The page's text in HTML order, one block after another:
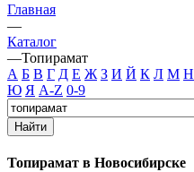
Главная
—
Каталог
—Топирамат
А Б В Г Д Е Ж З И Й К Л М Н
Ю Я A-Z 0-9
Найти
Топирамат в Новосибирске